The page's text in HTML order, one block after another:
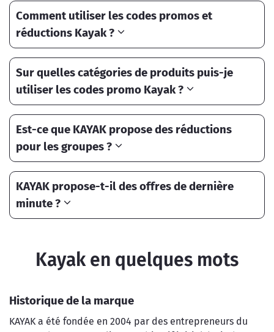
Comment utiliser les codes promos et
réductions Kayak ?
Sur quelles catégories de produits puis-je
utiliser les codes promo Kayak ?
Est-ce que KAYAK propose des réductions
pour les groupes ?
KAYAK propose-t-il des offres de dernière
minute ?
Kayak en quelques mots
Historique de la marque
KAYAK a été fondée en 2004 par des entrepreneurs du